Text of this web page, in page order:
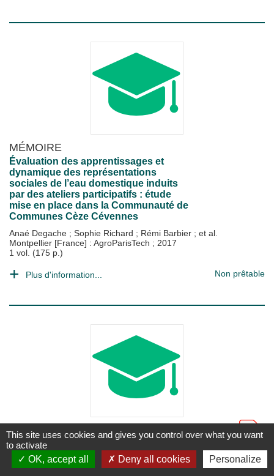
MÉMOIRE
Évaluation des apprentissages et
dynamique des représentations
sociales de l’eau domestique induits
par des ateliers participatifs : étude
mise en place dans la Communauté de
Communes Cèze Cévennes
Anaé Degache ; Sophie Richard ; Rémi Barbier ; et al.
Montpellier [France] : AgroParisTech ; 2017
1 vol. (175 p.)
Plus d'information... Non prêtable
MÉMOIRE
Les Forums Mondiaux de l’Eau
parviennent-ils à exposer la diversité du
monde de l’eau ?
This site uses cookies and gives you control over what you want
to activate
OK, accept all
Deny all cookies Personalize